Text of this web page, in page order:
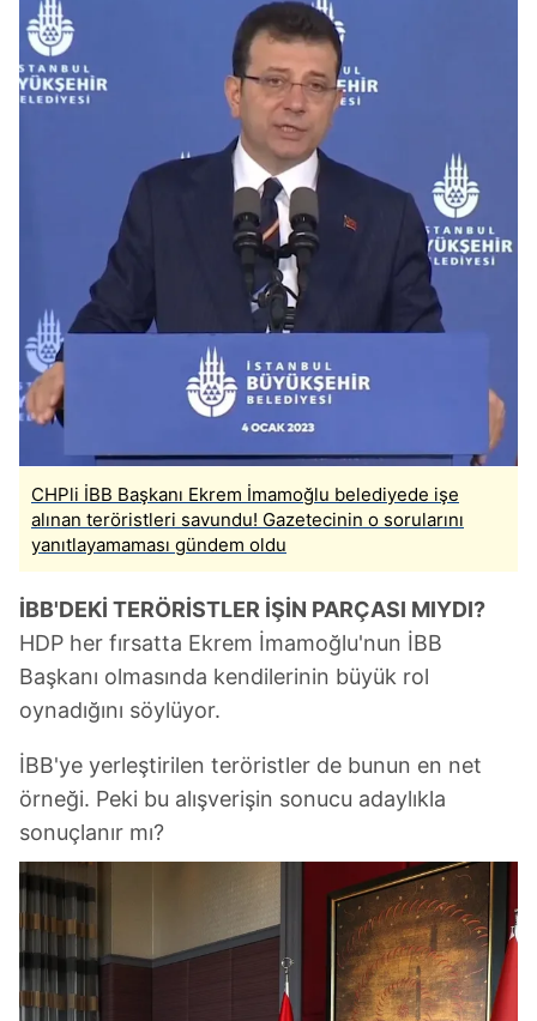
CHPli İBB Başkanı Ekrem İmamoğlu belediyede işe
alınan teröristleri savundu! Gazetecinin o sorularını
yanıtlayamaması gündem oldu
İBB'DEKİ TERÖRİSTLER İŞİN PARÇASI MIYDI?
HDP her fırsatta Ekrem İmamoğlu'nun İBB
Başkanı olmasında kendilerinin büyük rol
oynadığını söylüyor.
İBB'ye yerleştirilen teröristler de bunun en net
örneği. Peki bu alışverişin sonucu adaylıkla
sonuçlanır mı?